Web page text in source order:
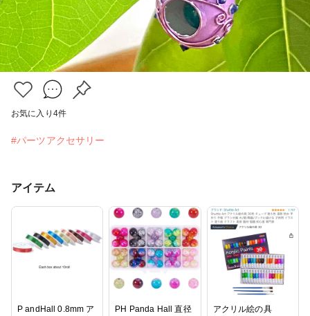
お気に入り 4件
#パーツアクセサリー
アイテム
P andHall 0.8mm ア
PH Panda Hall 直径
アクリル絵の具